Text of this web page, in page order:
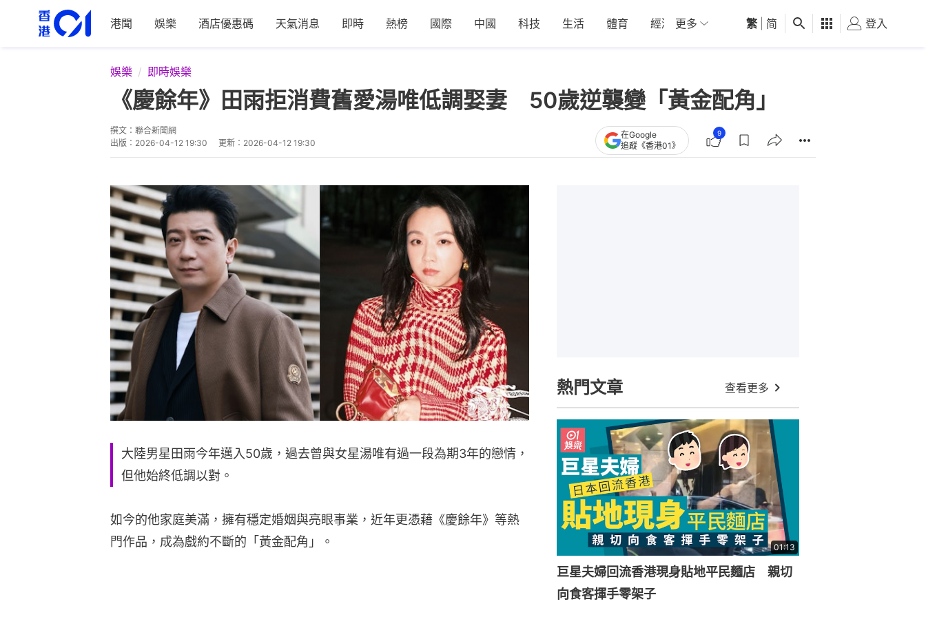
港聞 娛樂 酒店優惠碼 天氣消息 即時 熱榜 國際 中國 科技 生活 體育 經濟 01深圳 觀點 健康 好食玩飛
更多 繁 简 登入
娛樂 即時娛樂
《慶餘年》田雨拒消費舊愛湯唯低調娶妻 50歲逆襲變「黃金配角」
撰文： 聯合新聞網
出版： 2026-04-12 19:30 更新： 2026-04-12 19:30
在Google
追蹤《香港01》
9
大陸男星田雨今年邁入50歲，過去曾與女星湯唯有過一段為期3年的戀情，
但他始終低調以對。
如今的他家庭美滿，擁有穩定婚姻與亮眼事業，近年更憑藉《慶餘年》等熱
門作品，成為戲約不斷的「黃金配角」。
熱門文章 查看更多
01:13
巨星夫婦回流香港現身貼地平民麵店 親切
向食客揮手零架子